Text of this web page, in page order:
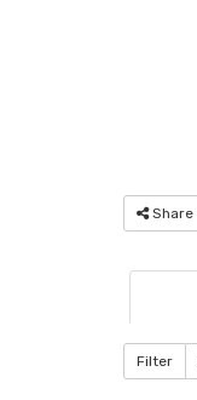
Share
Filter